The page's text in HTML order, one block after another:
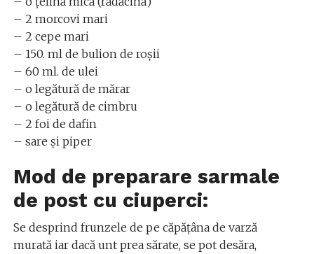
– 2 morcovi mari
– 2 cepe mari
– 150. ml de bulion de roșii
– 60 ml. de ulei
– o legătură de mărar
– o legătură de cimbru
– 2 foi de dafin
– sare și piper
Mod de preparare sarmale
de post cu ciuperci:
Se desprind frunzele de pe căpățâna de varză
murată iar dacă unt prea sărate, se pot desăra,